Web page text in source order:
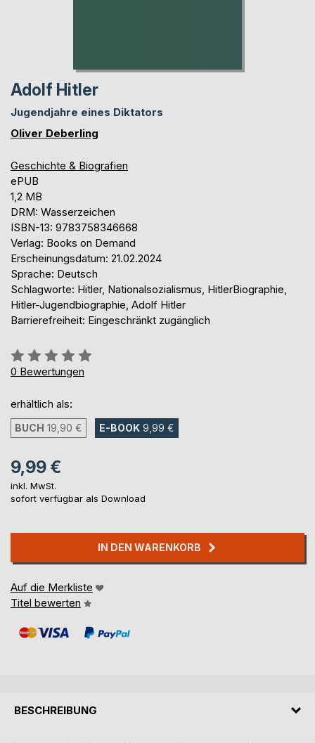
Adolf Hitler
Jugendjahre eines Diktators
Oliver Deberling
Geschichte & Biografien
ePUB
1,2 MB
DRM: Wasserzeichen
ISBN-13: 9783758346668
Verlag: Books on Demand
Erscheinungsdatum: 21.02.2024
Sprache: Deutsch
Schlagworte: Hitler, Nationalsozialismus, HitlerBiographie,
Hitler-Jugendbiographie, Adolf Hitler
Barrierefreiheit: Eingeschränkt zugänglich
Bewertung::
0%
0 Bewertungen
erhältlich als:
BUCH 19,90 € E-BOOK 9,99 €
9,99 €
inkl. MwSt.
sofort verfügbar als Download
IN DEN WARENKORB
Auf die Merkliste
Titel bewerten
BESCHREIBUNG